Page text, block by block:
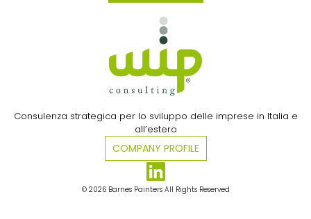
Consulenza strategica per lo sviluppo delle imprese in Italia e
all’estero​
COMPANY PROFILE
© 2026 Barnes Painters All Rights Reserved